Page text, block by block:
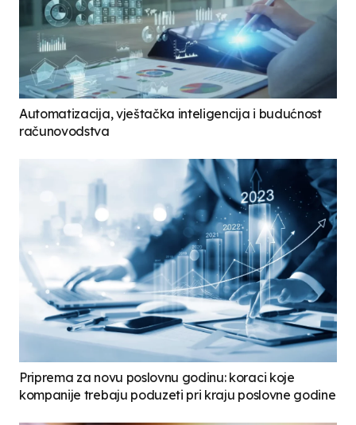
Automatizacija, vještačka inteligencija i budućnost
računovodstva
Priprema za novu poslovnu godinu: koraci koje
kompanije trebaju poduzeti pri kraju poslovne godine